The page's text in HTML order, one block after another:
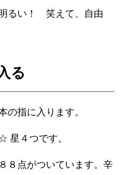
るい！ 笑えて、自由
る
の指に入ります。
４つです。
８点がついています。辛